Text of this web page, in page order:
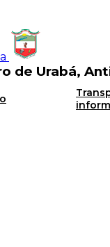
de Urabá,